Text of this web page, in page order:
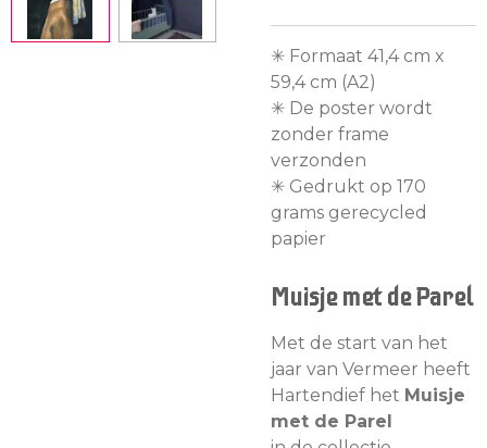
✳︎ Formaat 41,4 cm x
59,4 cm (A2)
✳︎ De poster wordt
zonder frame
verzonden
✳︎ Gedrukt op 170
grams gerecycled
papier
Muisje met de Parel
Met de start van het
jaar van Vermeer heeft
Hartendief het Muisje
met de Parel